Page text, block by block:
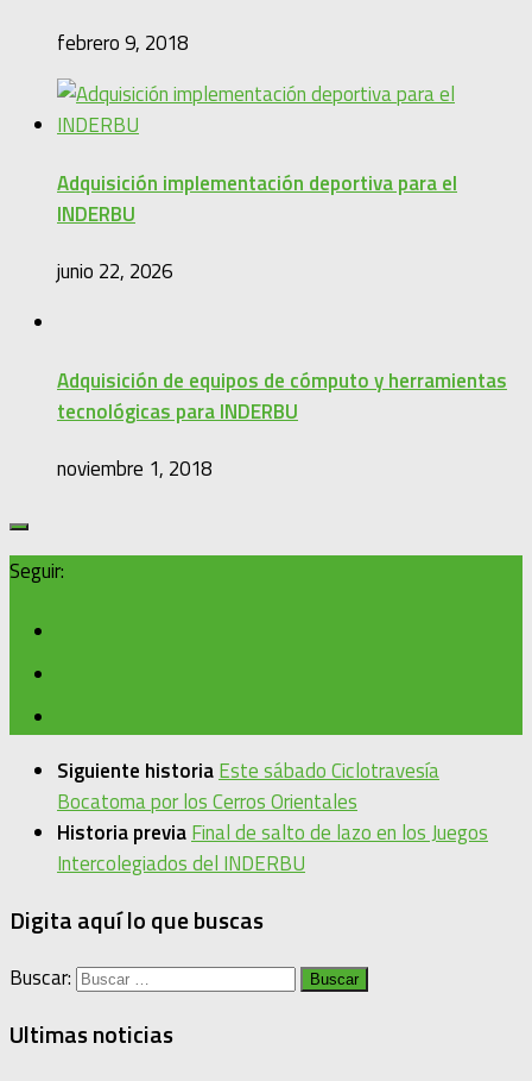
febrero 9, 2018
Adquisición implementación deportiva para el
INDERBU
junio 22, 2026
Adquisición de equipos de cómputo y herramientas
tecnológicas para INDERBU
noviembre 1, 2018
Seguir:
Siguiente historiaEste sábado Ciclotravesía
Bocatoma por los Cerros Orientales
Historia previaFinal de salto de lazo en los Juegos
Intercolegiados del INDERBU
Digita aquí lo que buscas
Buscar:
Ultimas noticias